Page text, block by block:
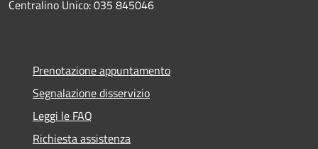
Centralino Unico: 035 845046
Prenotazione appuntamento
Segnalazione disservizio
Leggi le FAQ
Richiesta assistenza